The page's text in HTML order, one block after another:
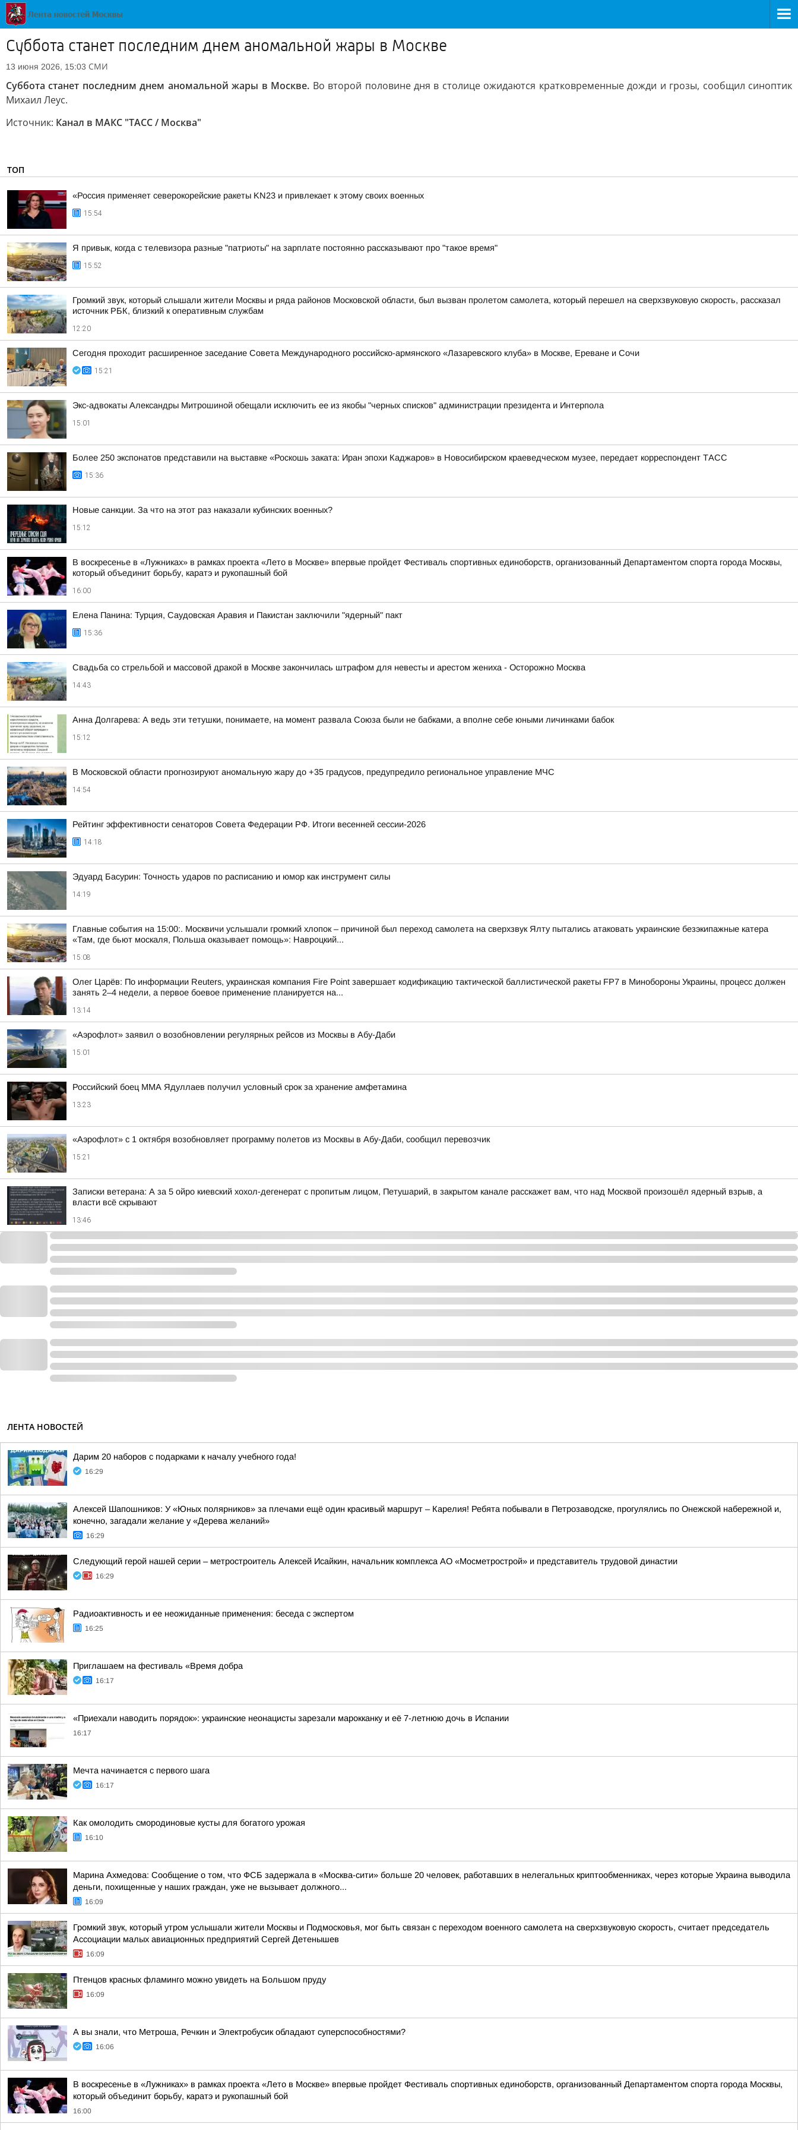
Суббота станет последним днем аномальной жары в Москве
13 июня 2026, 15:03 СМИ
Суббота станет последним днем аномальной жары в Москве. Во второй половине дня в столице ожидаются кратковременные дожди и грозы, сообщил синоптик
Михаил Леус.
Источник: Канал в МАКС "ТАСС / Москва"
ТОП
«Россия применяет северокорейские ракеты KN23 и привлекает к этому своих военных
15:54
Я привык, когда с телевизора разные "патриоты" на зарплате постоянно рассказывают про "такое время"
15:52
Громкий звук, который слышали жители Москвы и ряда районов Московской области, был вызван пролетом самолета, который перешел на сверхзвуковую скорость, рассказал
источник РБК, близкий к оперативным службам
12:20
Сегодня проходит расширенное заседание Совета Международного российско-армянского «Лазаревского клуба» в Москве, Ереване и Сочи
15:21
Экс-адвокаты Александры Митрошиной обещали исключить ее из якобы "черных списков" администрации президента и Интерпола
15:01
Более 250 экспонатов представили на выставке «Роскошь заката: Иран эпохи Каджаров» в Новосибирском краеведческом музее, передает корреспондент ТАСС
15:36
Новые санкции. За что на этот раз наказали кубинских военных?
15:12
В воскресенье в «Лужниках» в рамках проекта «Лето в Москве» впервые пройдет Фестиваль спортивных единоборств, организованный Департаментом спорта города Москвы,
который объединит борьбу, каратэ и рукопашный бой
16:00
Елена Панина: Турция, Саудовская Аравия и Пакистан заключили "ядерный" пакт
15:36
Свадьба со стрельбой и массовой дракой в Москве закончилась штрафом для невесты и арестом жениха - Осторожно Москва
14:43
Анна Долгарева: А ведь эти тетушки, понимаете, на момент развала Союза были не бабками, а вполне себе юными личинками бабок
15:12
В Московской области прогнозируют аномальную жару до +35 градусов, предупредило региональное управление МЧС
14:54
Рейтинг эффективности сенаторов Совета Федерации РФ. Итоги весенней сессии-2026
14:18
Эдуард Басурин: Точность ударов по расписанию и юмор как инструмент силы
14:19
Главные события на 15:00:. Москвичи услышали громкий хлопок – причиной был переход самолета на сверхзвук Ялту пытались атаковать украинские безэкипажные катера
«Там, где бьют москаля, Польша оказывает помощь»: Навроцкий...
15:08
Олег Царёв: По информации Reuters, украинская компания Fire Point завершает кодификацию тактической баллистической ракеты FP7 в Минобороны Украины, процесс должен
занять 2–4 недели, а первое боевое применение планируется на...
13:14
«Аэрофлот» заявил о возобновлении регулярных рейсов из Москвы в Абу-Даби
15:01
Российский боец ММА Ядуллаев получил условный срок за хранение амфетамина
13:23
«Аэрофлот» с 1 октября возобновляет программу полетов из Москвы в Абу-Даби, сообщил перевозчик
15:21
Записки ветерана: А за 5 ойро киевский хохол-дегенерат с пропитым лицом, Петушарий, в закрытом канале расскажет вам, что над Москвой произошёл ядерный взрыв, а
власти всё скрывают
13:46
ЛЕНТА НОВОСТЕЙ
Дарим 20 наборов с подарками к началу учебного года!
16:29
Алексей Шапошников: У «Юных полярников» за плечами ещё один красивый маршрут – Карелия! Ребята побывали в Петрозаводске, прогулялись по Онежской набережной и,
конечно, загадали желание у «Дерева желаний»
16:29
Следующий герой нашей серии – метростроитель Алексей Исайкин, начальник комплекса АО «Мосметрострой» и представитель трудовой династии
16:29
Радиоактивность и ее неожиданные применения: беседа с экспертом
16:25
Приглашаем на фестиваль «Время добра
16:17
«Приехали наводить порядок»: украинские неонацисты зарезали марокканку и её 7-летнюю дочь в Испании
16:17
Мечта начинается с первого шага
16:17
Как омолодить смородиновые кусты для богатого урожая
16:10
Марина Ахмедова: Сообщение о том, что ФСБ задержала в «Москва-сити» больше 20 человек, работавших в нелегальных криптообменниках, через которые Украина выводила
деньги, похищенные у наших граждан, уже не вызывает должного...
16:09
Громкий звук, который утром услышали жители Москвы и Подмосковья, мог быть связан с переходом военного самолета на сверхзвуковую скорость, считает председатель
Ассоциации малых авиационных предприятий Сергей Детенышев
16:09
Птенцов красных фламинго можно увидеть на Большом пруду
16:09
А вы знали, что Метроша, Речкин и Электробусик обладают суперспособностями?
16:06
В воскресенье в «Лужниках» в рамках проекта «Лето в Москве» впервые пройдет Фестиваль спортивных единоборств, организованный Департаментом спорта города Москвы,
который объединит борьбу, каратэ и рукопашный бой
16:00